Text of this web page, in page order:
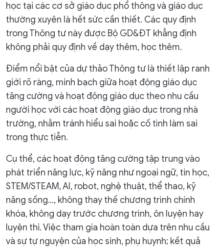
học tại các cơ sở giáo dục phổ thông và giáo dục
thường xuyên là hết sức cần thiết. Các quy định
trong Thông tư này được Bộ GD&ĐT khẳng định
không phải quy định về dạy thêm, học thêm.
Điểm nổi bật của dự thảo Thông tư là thiết lập ranh
giới rõ ràng, minh bạch giữa hoạt động giáo dục
tăng cường và hoạt động giáo dục theo nhu cầu
người học với các hoạt động giáo dục trong nhà
trường, nhằm tránh hiểu sai hoặc cố tình làm sai
trong thực tiễn.
Cụ thể, các hoạt động tăng cường tập trung vào
phát triển năng lực, kỹ năng như ngoại ngữ, tin học,
STEM/STEAM, AI, robot, nghệ thuật, thể thao, kỹ
năng sống..., không thay thế chương trình chính
khóa, không dạy trước chương trình, ôn luyện hay
luyện thi. Việc tham gia hoàn toàn dựa trên nhu cầu
và sự tự nguyện của học sinh, phụ huynh; kết quả